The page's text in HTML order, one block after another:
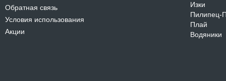
Обратная связь
Условия использования
Акции
Изки
Пилипец-
Плай
Водяники